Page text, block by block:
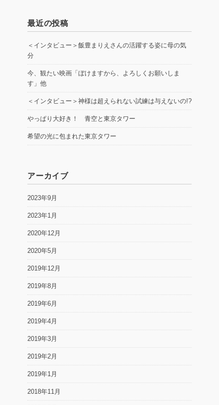
最近の投稿
＜インタビュー＞飯豊まりえさんの活躍する姿に母の気
分
今、観たい映画「ぼけますから、よろしくお願いしま
す」他
＜インタビュー＞神様は超えられない試練は与えないの!?
やっぱり大好き！ 青空と東京タワー
希望の光に包まれた東京タワー
アーカイブ
2023年9月
2023年1月
2020年12月
2020年5月
2019年12月
2019年8月
2019年6月
2019年4月
2019年3月
2019年2月
2019年1月
2018年11月